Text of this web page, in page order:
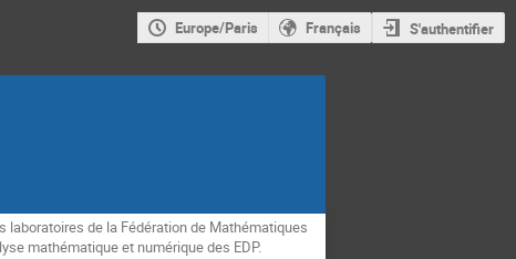
Europe/Paris Français S'authentifier
laboratoires de la Fédération de Mathématiques
mathématique et numérique des EDP.